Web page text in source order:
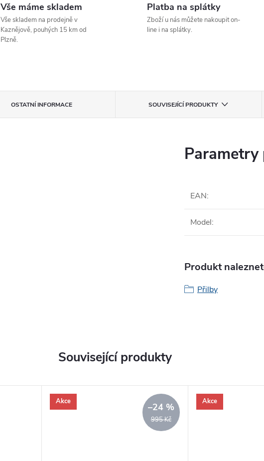
Vše máme skladem
Vše skladem na prodejně v
Kaznějově, pouhých 15 km od
Plzně.
Platba na splátky
Zboží u nás můžete nakoupit on-
line i na splátky.
OSTATNÍ INFORMACE SOUVISEJÍCÍ PRODUKTY
EAN:
Model:
Produkt
Přilby
Související produkty
Akce
995 Kč
–24 % Akce